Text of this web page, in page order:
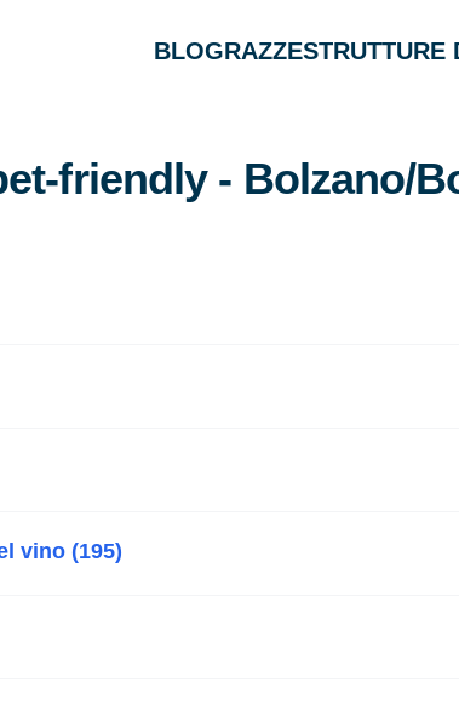
BLOGRAZZESTRUTTURE
friendly - Bolzano/
vino (195)